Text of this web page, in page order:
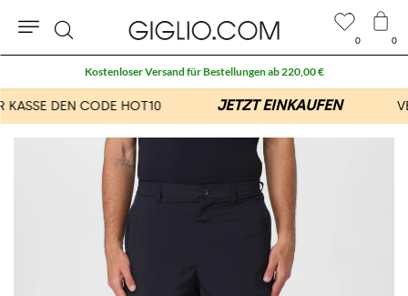
0 0
Suche
Kostenloser Versand für Bestellungen ab 220,00 €